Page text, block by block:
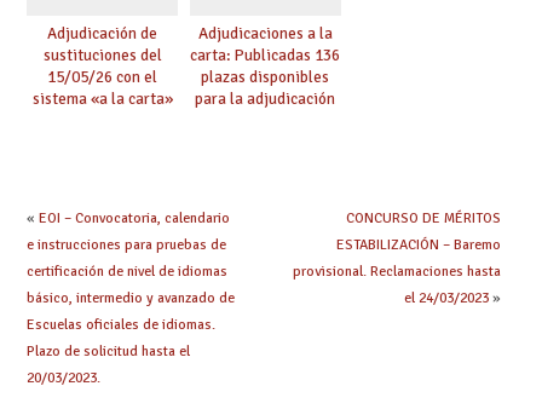
Adjudicación de
sustituciones del
15/05/26 con el
sistema «a la carta»
Adjudicaciones a la
carta: Publicadas 136
plazas disponibles
para la adjudicación
« EOI – Convocatoria, calendario
e instrucciones para pruebas de
certificación de nivel de idiomas
básico, intermedio y avanzado de
Escuelas oficiales de idiomas.
Plazo de solicitud hasta el
20/03/2023.
CONCURSO DE MÉRITOS
ESTABILIZACIÓN – Baremo
provisional. Reclamaciones hasta
el 24/03/2023»